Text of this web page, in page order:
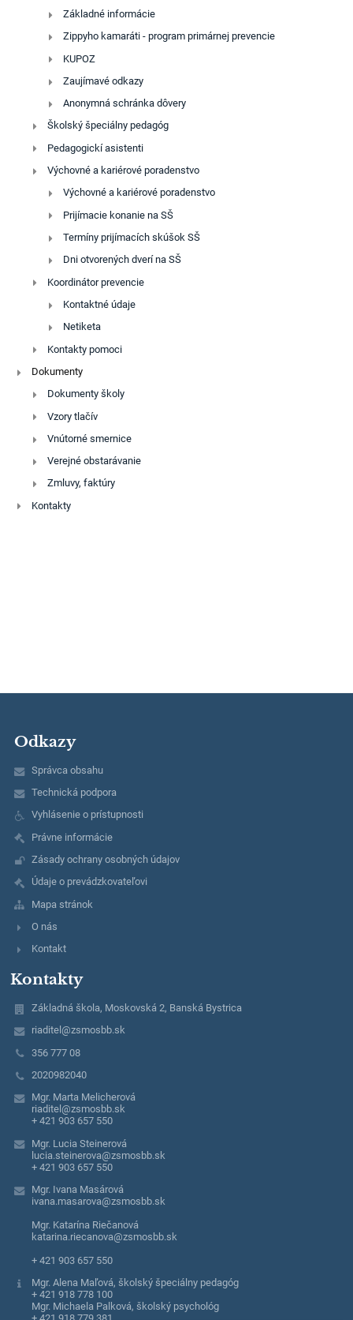
Základné informácie
Zippyho kamaráti - program primárnej prevencie
KUPOZ
Zaujímavé odkazy
Anonymná schránka dôvery
Školský špeciálny pedagóg
Pedagogickí asistenti
Výchovné a kariérové poradenstvo
Výchovné a kariérové poradenstvo
Prijímacie konanie na SŠ
Termíny prijímacích skúšok SŠ
Dni otvorených dverí na SŠ
Koordinátor prevencie
Kontaktné údaje
Netiketa
Kontakty pomoci
Dokumenty
Dokumenty školy
Vzory tlačív
Vnútorné smernice
Verejné obstarávanie
Zmluvy, faktúry
Kontakty
Odkazy
Správca obsahu
Technická podpora
Vyhlásenie o prístupnosti
Právne informácie
Zásady ochrany osobných údajov
Údaje o prevádzkovateľovi
Mapa stránok
O nás
Kontakt
Kontakty
Základná škola, Moskovská 2, Banská Bystrica
riaditel@zsmosbb.sk
356 777 08
2020982040
Mgr. Marta Melicherová
riaditel@zsmosbb.sk
+ 421 903 657 550
Mgr. Lucia Steinerová
lucia.steinerova@zsmosbb.sk
+ 421 903 657 550
Mgr. Ivana Masárová
ivana.masarova@zsmosbb.sk
Mgr. Katarína Riečanová
katarina.riecanova@zsmosbb.sk
+ 421 903 657 550
Mgr. Alena Maľová, školský špeciálny pedagóg
+ 421 918 778 100
Mgr. Michaela Palková, školský psychológ